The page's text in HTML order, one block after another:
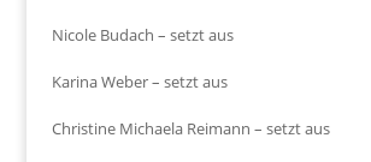
Nicole Budach – setzt aus
Karina Weber – setzt aus
Christine Michaela Reimann – setzt aus